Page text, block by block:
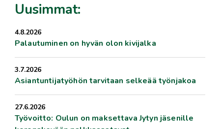
Uusimmat:
4.8.2026
Palautuminen on hyvän olon kivijalka
3.7.2026
Asiantuntijatyöhön tarvitaan selkeää työnjakoa
27.6.2026
Työvoitto: Oulun on maksettava Jytyn jäsenille